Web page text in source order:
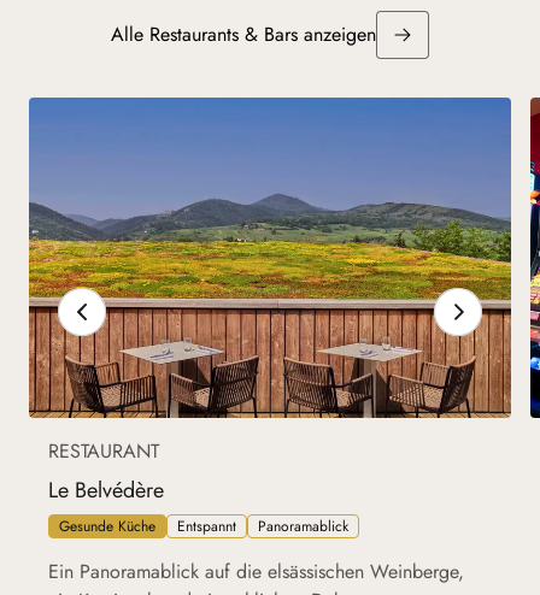
Alle Restaurants & Bars anzeigen
RESTAURANT
Le Belvédère
Gesunde Küche Entspannt Panoramablick
Ein Panoramablick auf die elsässischen Weinberge,